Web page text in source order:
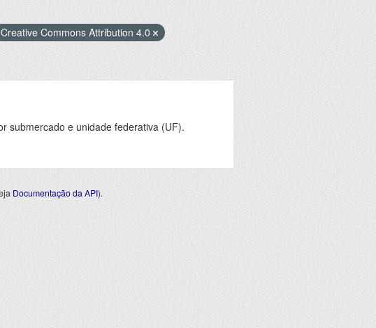
Creative Commons Attribution 4.0
submercado e unidade federativa (UF).
Documentação da API).